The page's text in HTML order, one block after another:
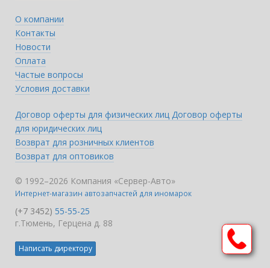
О компании
Контакты
Новости
Оплата
Частые вопросы
Условия доставки
Договор оферты для физических лиц Договор оферты
для юридических лиц
Возврат для розничных клиентов
Возврат для оптовиков
© 1992–2026 Компания «Сервер-Авто»
Интернет-магазин автозапчастей для иномарок
(+7 3452) 55-55-25
г.Тюмень, Герцена д. 88
Написать директору